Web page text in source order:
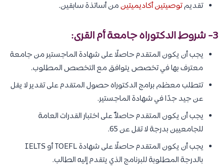
تقديمتوصيتين أكاديميتينمن أساتذة سابقين.
3- شروط الدكتوراه جامعة أم القرى:
يجب أن يكون المتقدم حاصلًا على شهادة الماجستير من جامعة
معترف بها في تخصص يتوافق مع التخصص المطلوب.
تتطلب معظم برامج الدكتوراه حصول المتقدم على تقدير لا يقل
عن جيد جدًا في شهادة الماجستير.
يجب أن يكون المتقدم حاصلأً على اختبار القدرات العامة
للجامعيين بدرجة لا تقل عن 65.
يجب أن يكون المتقدم حاصلًا على شهادة TOEFL أو IELTS
بالدرجة المطلوبة للبرنامج الذي يتقدم إليه الطالب.